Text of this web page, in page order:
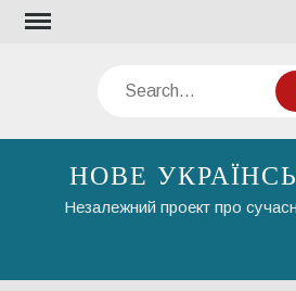
Skip
Search
НОВЕ
Незалежний проект про